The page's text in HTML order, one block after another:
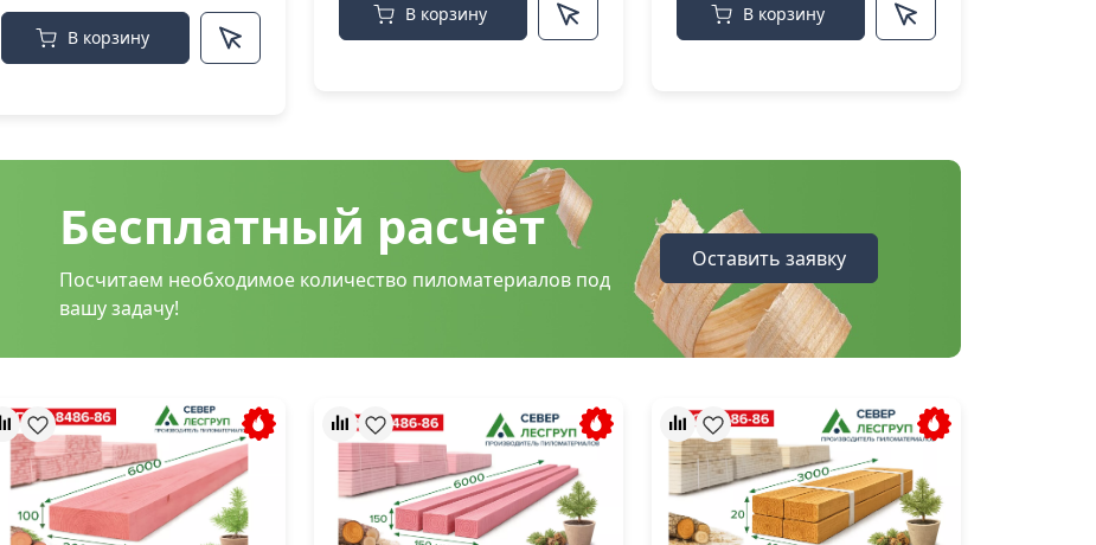
В корзину
В корзину В корзину
Бесплатный расчёт
Посчитаем необходимое количество пиломатериалов под
вашу задачу!
Оставить заявку